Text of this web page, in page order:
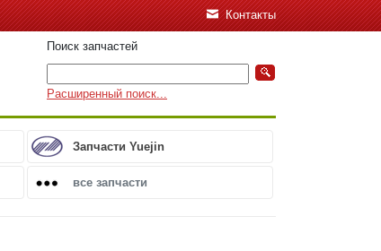
Контакты
Поиск запчастей
Расширенный поиск...
Запчасти Yuejin
все запчасти